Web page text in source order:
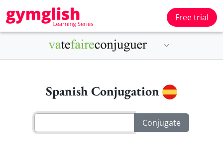
Free trial
Spanish Conjugation